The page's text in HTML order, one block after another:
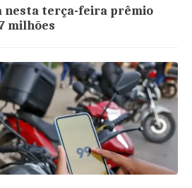
nesta terça-feira prêmio
milhões